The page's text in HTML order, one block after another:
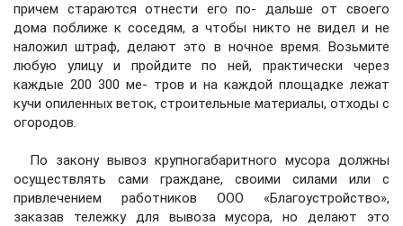
причем стараются отнести его по- дальше от своего
дома поближе к соседям, а чтобы никто не видел и не
наложил штраф, делают это в ночное время. Возьмите
любую улицу и пройдите по ней, практически через
каждые 200 300 ме- тров и на каждой площадке лежат
кучи опиленных веток, строительные материалы, отходы с
огородов.
По закону вывоз крупногабаритного мусора должны
осуществлять сами граждане, своими силами или с
привлечением работников ООО «Благоустройство»,
заказав тележку для вывоза мусора, но делают это